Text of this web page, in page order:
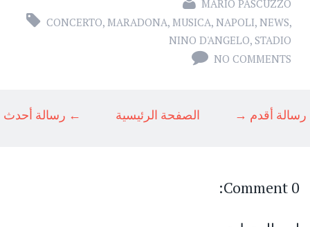
MARIO PASCUZZO
CONCERTO, MARADONA, MUSICA, NAPOLI, NEWS,
NINO D'ANGELO, STADIO
NO COMMENTS
← رسالة أحدث رسالة أقدم → الصفحة الرئيسية
0 Comment: